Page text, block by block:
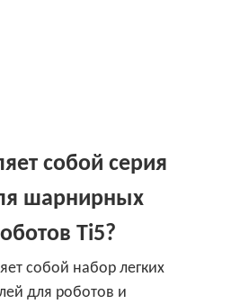
собой серия
шарнирных
Ti5?
собой набор легких
для роботов и